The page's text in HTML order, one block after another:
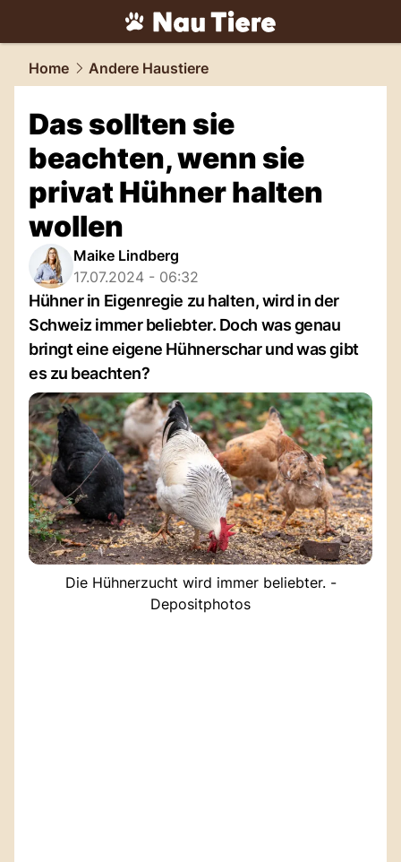
tiere.NAU.ch
Home Andere Haustiere
Das sollten sie
beachten, wenn sie
privat Hühner halten
wollen
Maike Lindberg
17.07.2024 - 06:32
Hühner in Eigenregie zu halten, wird in der
Schweiz immer beliebter. Doch was genau
bringt eine eigene Hühnerschar und was gibt
es zu beachten?
Die Hühnerzucht wird immer beliebter. -
Depositphotos